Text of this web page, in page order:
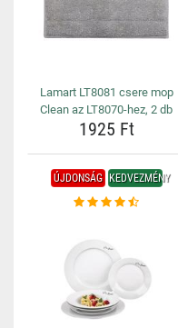
Lamart LT8081 csere mop
Clean az LT8070-hez, 2 db
1925 Ft
ÚJDONSÁG KEDVEZMÉNY